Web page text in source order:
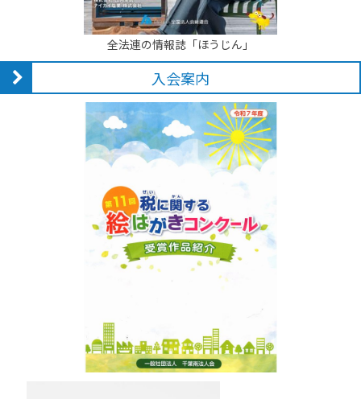
全法連の情報誌「ほうじん」
入会案内